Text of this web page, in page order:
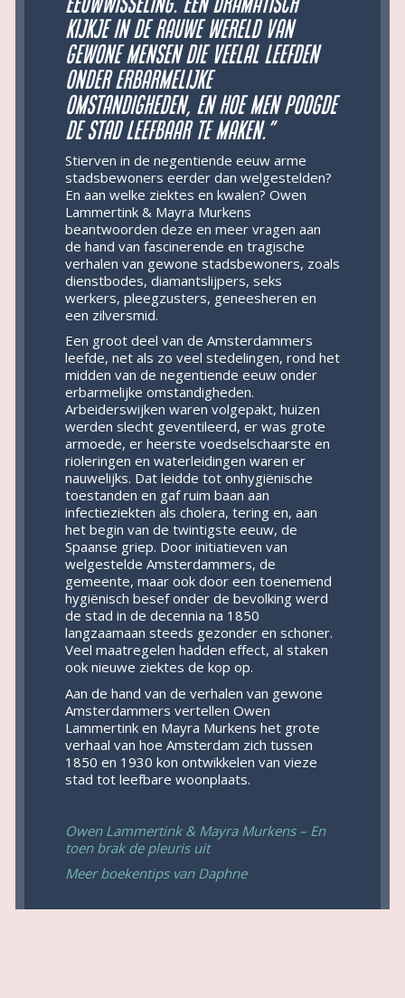
kijkje in de rauwe wereld van
gewone mensen die veelal leefden
onder erbarmelijke
omstandigheden, en hoe men poogde
de stad leefbaar te maken.”
Stierven in de negentiende eeuw arme
stadsbewoners eerder dan welgestelden?
En aan welke ziektes en kwalen? Owen
Lammertink & Mayra Murkens
beantwoorden deze en meer vragen aan
de hand van fascinerende en tragische
verhalen van gewone stadsbewoners, zoals
dienstbodes, diamantslijpers, seks
werkers, pleegzusters, geneesheren en
een zilversmid.
Een groot deel van de Amsterdammers
leefde, net als zo veel stedelingen, rond het
midden van de negentiende eeuw onder
erbarmelijke omstandigheden.
Arbeiderswijken waren volgepakt, huizen
werden slecht geventileerd, er was grote
armoede, er heerste voedselschaarste en
rioleringen en waterleidingen waren er
nauwelijks. Dat leidde tot onhygiënische
toestanden en gaf ruim baan aan
infectieziekten als cholera, tering en, aan
het begin van de twintigste eeuw, de
Spaanse griep. Door initiatieven van
welgestelde Amsterdammers, de
gemeente, maar ook door een toenemend
hygiënisch besef onder de bevolking werd
de stad in de decennia na 1850
langzaamaan steeds gezonder en schoner.
Veel maatregelen hadden effect, al staken
ook nieuwe ziektes de kop op.
Aan de hand van de verhalen van gewone
Amsterdammers vertellen Owen
Lammertink en Mayra Murkens het grote
verhaal van hoe Amsterdam zich tussen
1850 en 1930 kon ontwikkelen van vieze
stad tot leefbare woonplaats.
Owen Lammertink & Mayra Murkens – En
toen brak de pleuris uit
Meer boekentips van Daphne